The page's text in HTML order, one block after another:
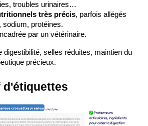
troubles urinaires…
très précis, parfois allégés
sodium, protéines.
par un vétérinaire.
digestibilité, selles réduites, maintien du
précieux.
d'étiquettes